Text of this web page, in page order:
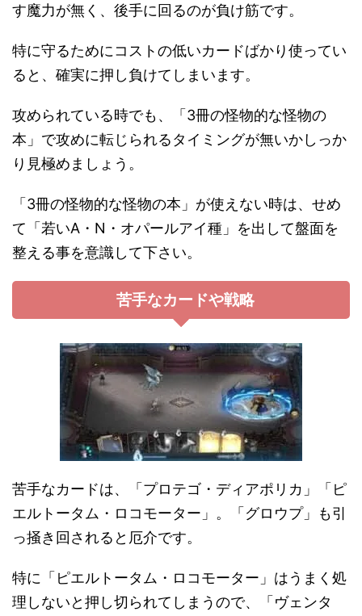
す魔力が無く、後手に回るのが負け筋です。
特に守るためにコストの低いカードばかり使ってい
ると、確実に押し負けてしまいます。
攻められている時でも、「3冊の怪物的な怪物の
本」で攻めに転じられるタイミングが無いかしっか
り見極めましょう。
「3冊の怪物的な怪物の本」が使えない時は、せめ
て「若いA・N・オパールアイ種」を出して盤面を
整える事を意識して下さい。
苦手なカードや戦略
苦手なカードは、「プロテゴ・ディアポリカ」「ピ
エルトータム・ロコモーター」。「グロウプ」も引
っ掻き回されると厄介です。
特に「ピエルトータム・ロコモーター」はうまく処
理しないと押し切られてしまうので、「ヴェンタ